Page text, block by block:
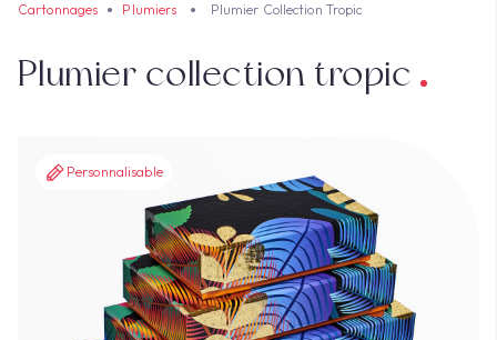
Cartonnages Plumiers Plumier Collection Tropic
Plumier collection tropic
Personnalisable